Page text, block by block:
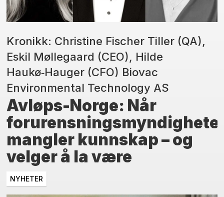
Kronikk: Christine Fischer Tiller (QA),
Eskil Møllegaard (CEO), Hilde
Haukø‑Hauger (CFO) Biovac
Environmental Technology AS
Avløps-Norge: Når
mangler kunnskap – og
velger å la være
NYHETER